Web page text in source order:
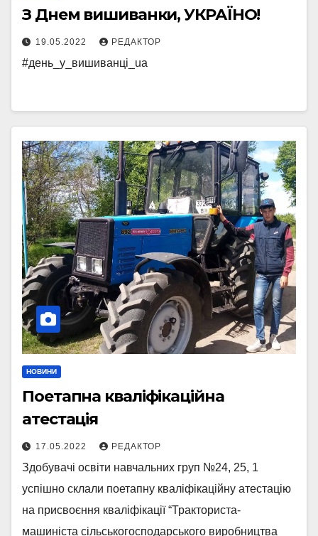
З Днем вишиванки, УКРАЇНО!
19.05.2022 РЕДАКТОР
#день_у_вишиванці_ua
НОВИНИ
Поетапна кваліфікаційна
атестація
17.05.2022 РЕДАКТОР
Здобувачі освіти навчальних груп №24, 25, 1
успішно склали поетапну кваліфікаційну атестацію
на присвоєння кваліфікації “Тракториста-
машиніста сільськогосподарського виробництва